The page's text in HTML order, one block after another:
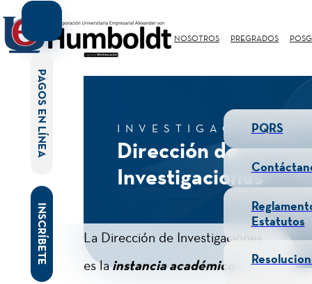
NOSOTROS PREGRADOS
INVESTIGACIONES
Dirección de
Investigaciones
La Dirección de Investigaciones
es lainstancia académico –
PQRS
Estatutos
PAGOS EN LÍNEA
INSCRÍBETE